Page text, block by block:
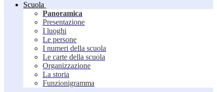
Scuola
Panoramica
Presentazione
I luoghi
Le persone
I numeri della scuola
Le carte della scuola
Organizzazione
La storia
Funzionigramma